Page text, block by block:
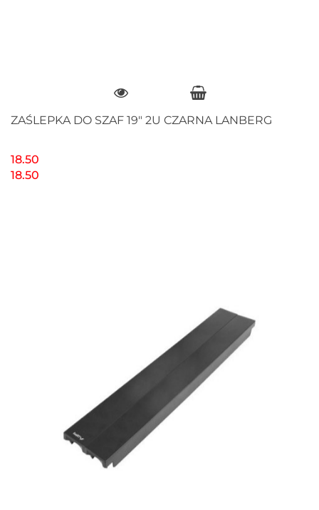
ZAŚLEPKA DO SZAF 19" 2U CZARNA LANBERG
18.50
18.50